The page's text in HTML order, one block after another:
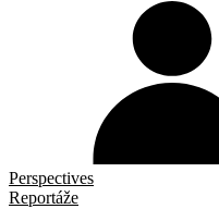
Perspectives
Reportáže